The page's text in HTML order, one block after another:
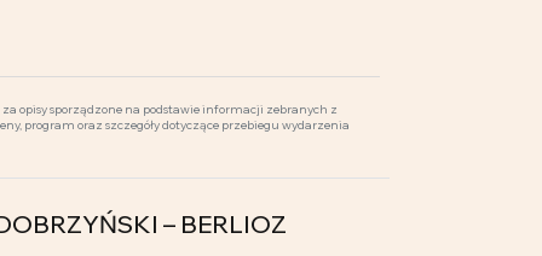
opisy sporządzone na podstawie informacji zebranych z
program oraz szczegóły dotyczące przebiegu wydarzenia
– BERLIOZ